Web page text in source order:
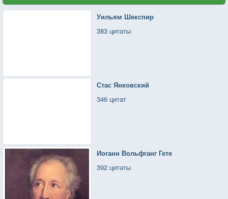
Уильям Шекспир
383 цитаты
Стас Янковский
346 цитат
Иоганн Вольфганг Гете
392 цитаты